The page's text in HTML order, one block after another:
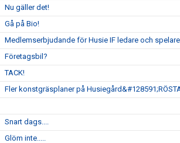
Nu gäller det!
Gå på Bio!
Medlemserbjudande för Husie IF ledare och
Företagsbil?
TACK!
Fler konstgräsplaner på
Snart dags....
Glöm inte.....